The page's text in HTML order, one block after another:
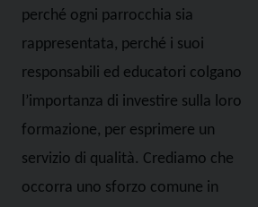
perché ogni parrocchia sia
rappresentata, perché i suoi
responsabili ed educatori colgano
l’importanza di investire sulla loro
formazione, per esprimere un
servizio di qualità. Crediamo che
occorra uno sforzo comune in